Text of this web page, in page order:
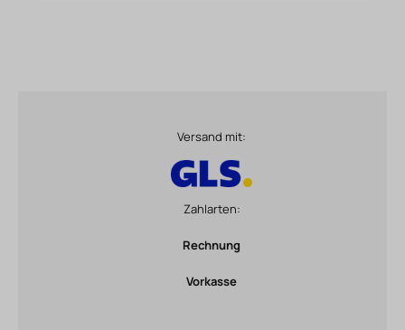
Versand mit:
Zahlarten:
Rechnung
Vorkasse